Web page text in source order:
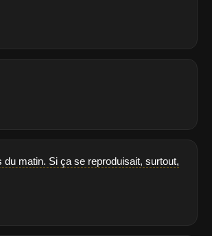
matin. Si ça se reproduisait, surtout,